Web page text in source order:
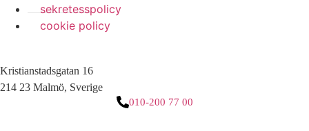
sekretesspolicy
cookie policy
Kristianstadsgatan 16
214 23 Malmö, Sverige
010-200 77 00